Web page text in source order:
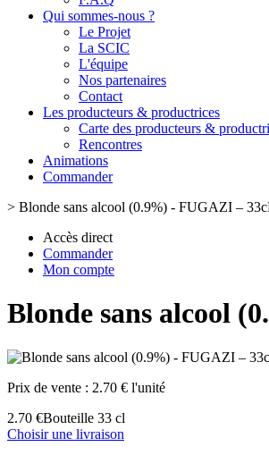
Qui sommes-nous ?
Le Projet
La SCIC
L'équipe
Nos partenaires
Contact
Les producteurs & productrices
Carte des producteurs &
Rencontres
Animations
Commander
> Blonde sans alcool (0.9%) - FUGAZI –
Accès direct
Commander
Mon compte
Blonde sans alcool
Prix de vente : 2.70 € l'unité
2.70 €Bouteille 33 cl
Choisir une livraison